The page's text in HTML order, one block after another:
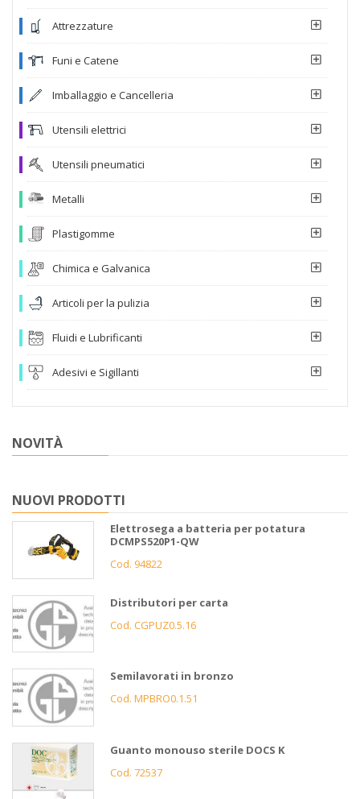
Attrezzature
Funi e Catene
Imballaggio e Cancelleria
Utensili elettrici
Utensili pneumatici
Metalli
Plastigomme
Chimica e Galvanica
Articoli per la pulizia
Fluidi e Lubrificanti
Adesivi e Sigillanti
NOVITÀ
NUOVI PRODOTTI
Elettrosega a batteria per potatura
DCMPS520P1-QW
Cod. 94822
Distributori per carta
Cod. CGPUZ0.5.16
Semilavorati in bronzo
Cod. MPBRO0.1.51
Guanto monouso sterile DOCS K
Cod. 72537